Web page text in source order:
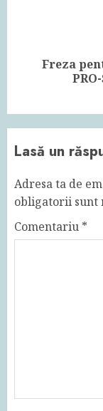
NextFreza
Lasă un
Adresa ta de
obligatorii sunt
Comentariu *